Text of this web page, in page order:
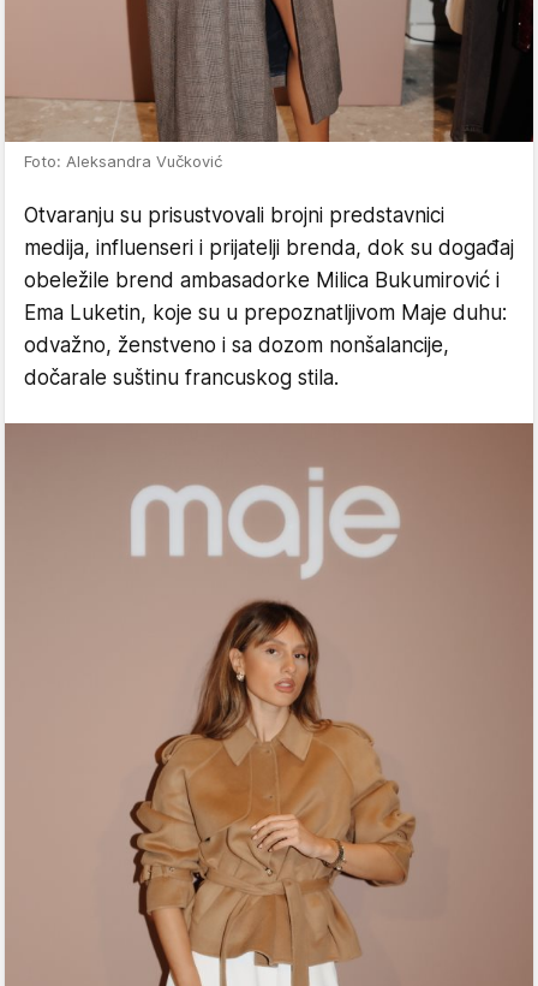
Foto: Aleksandra Vučković
Otvaranju su prisustvovali brojni predstavnici
medija, influenseri i prijatelji brenda, dok su događaj
obeležile brend ambasadorke Milica Bukumirović i
Ema Luketin, koje su u prepoznatljivom Maje duhu:
odvažno, ženstveno i sa dozom nonšalancije,
dočarale suštinu francuskog stila.